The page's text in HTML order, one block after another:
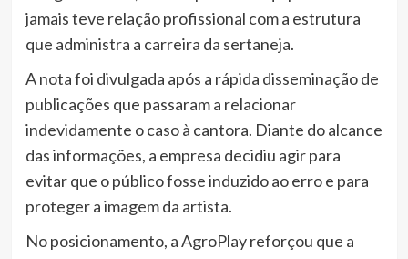
jamais teve relação profissional com a estrutura
que administra a carreira da sertaneja.
A nota foi divulgada após a rápida disseminação de
publicações que passaram a relacionar
indevidamente o caso à cantora. Diante do alcance
das informações, a empresa decidiu agir para
evitar que o público fosse induzido ao erro e para
proteger a imagem da artista.
No posicionamento, a AgroPlay reforçou que a